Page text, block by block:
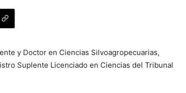
y Doctor en Ciencias Silvoagropecuarias,
Suplente Licenciado en Ciencias del Tribunal